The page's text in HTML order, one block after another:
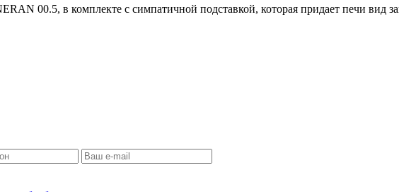
00.5, в комплекте с симпатичной подставкой, которая придает печи вид